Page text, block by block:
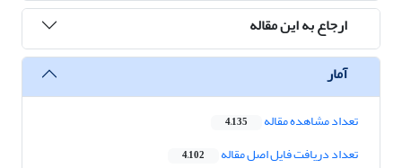
ارجاع به این مقاله
آمار
تعداد مشاهده مقاله 4,135
تعداد دریافت فایل اصل مقاله 4,102